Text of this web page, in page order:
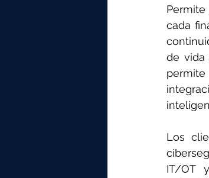
cada
de vida
Los
IT/OT